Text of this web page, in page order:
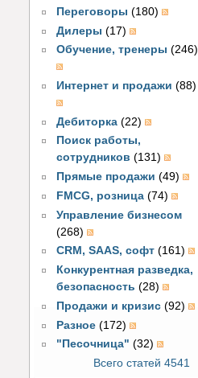
Переговоры (180)
Дилеры (17)
Обучение, тренеры (246)
Интернет и продажи (88)
Дебиторка (22)
Поиск работы,
сотрудников (131)
Прямые продажи (49)
FMCG, розница (74)
Управление бизнесом
(268)
CRM, SAAS, софт (161)
Конкурентная разведка,
безопасность (28)
Продажи и кризис (92)
Разное (172)
"Песочница" (32)
Всего статей 4541